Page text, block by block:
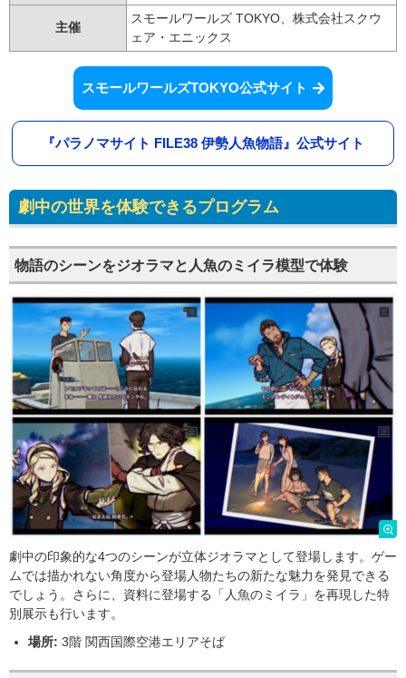
主催
スモールワールズ TOKYO、株式会社スクウ
ェア・エニックス
スモールワールズTOKYO公式サイト
『パラノマサイト FILE38 伊勢人魚物語』公式サイト
劇中の世界を体験できるプログラム
物語のシーンをジオラマと人魚のミイラ模型で体験
劇中の印象的な4つのシーンが立体ジオラマとして登場します。ゲー
ムでは描かれない角度から登場人物たちの新たな魅力を発見できる
でしょう。さらに、資料に登場する「人魚のミイラ」を再現した特
別展示も行います。
場所: 3階 関西国際空港エリアそば